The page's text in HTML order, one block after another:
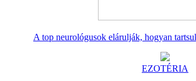
A top neurológusok elárulják, hogyan
EZOTÉRIA